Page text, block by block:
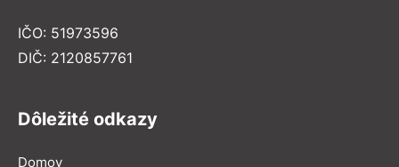
IČO: 51973596
DIČ: 2120857761
Dôležité odkazy
Domov